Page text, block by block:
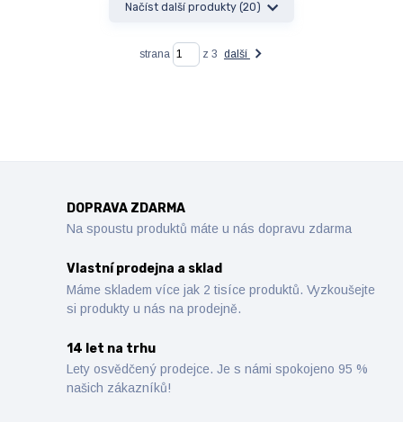
Načíst další produkty (20)
strana z 3 další
DOPRAVA ZDARMA
Na spoustu produktů máte u nás dopravu zdarma
Vlastní prodejna a sklad
Máme skladem více jak 2 tisíce produktů. Vyzkoušejte
si produkty u nás na prodejně.
14 let na trhu
Lety osvědčený prodejce. Je s námi spokojeno 95 %
našich zákazníků!